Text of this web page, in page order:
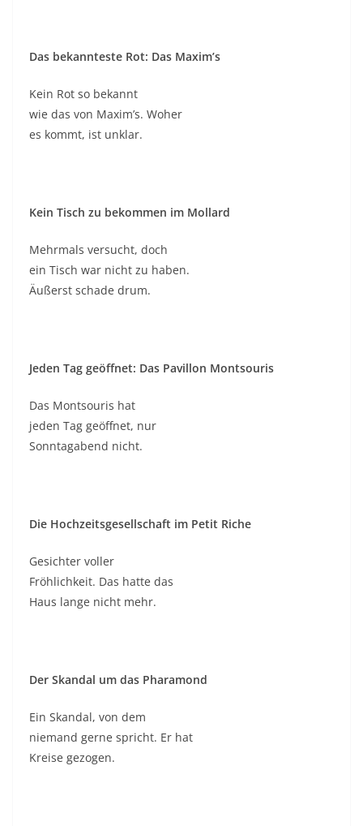
Das bekannteste Rot: Das Maxim’s
Kein Rot so bekannt
wie das von Maxim’s. Woher
es kommt, ist unklar.
Kein Tisch zu bekommen im Mollard
Mehrmals versucht, doch
ein Tisch war nicht zu haben.
Äußerst schade drum.
Jeden Tag geöffnet: Das Pavillon Montsouris
Das Montsouris hat
jeden Tag geöffnet, nur
Sonntagabend nicht.
Die Hochzeitsgesellschaft im Petit Riche
Gesichter voller
Fröhlichkeit. Das hatte das
Haus lange nicht mehr.
Der Skandal um das Pharamond
Ein Skandal, von dem
niemand gerne spricht. Er hat
Kreise gezogen.